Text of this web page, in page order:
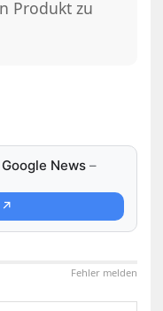
Produkt zu
News –
↗
Fehler melden